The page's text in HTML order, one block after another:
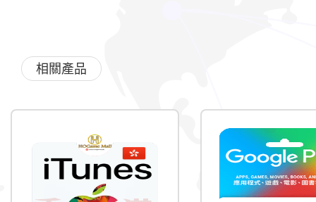
相關產品